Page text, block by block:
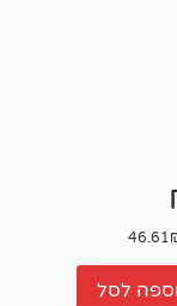
לסל